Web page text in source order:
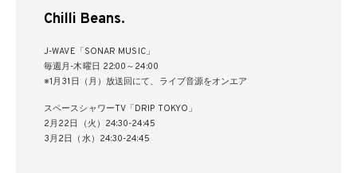
Chilli Beans.
J-WAVE「SONAR MUSIC」
毎週月-木曜日 22:00～24:00
※1月31日（月）放送回にて、ライブ音源をオンエア
スペースシャワーTV「DRIP TOKYO」
2月22日（火）24:30-24:45
3月2日（水）24:30-24:45